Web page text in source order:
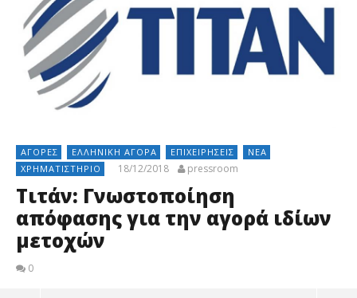
ΑΓΟΡΈΣ ΕΛΛΗΝΙΚΉ ΑΓΟΡΆ ΕΠΙΧΕΙΡΉΣΕΙΣ
ΝΈΑ
ΧΡΗΜΑΤΙΣΤΉΡΙΟ
18/12/2018 pressroom
Τιτάν: Γνωστοποίηση
απόφασης για την αγορά ιδίων
μετοχών
0